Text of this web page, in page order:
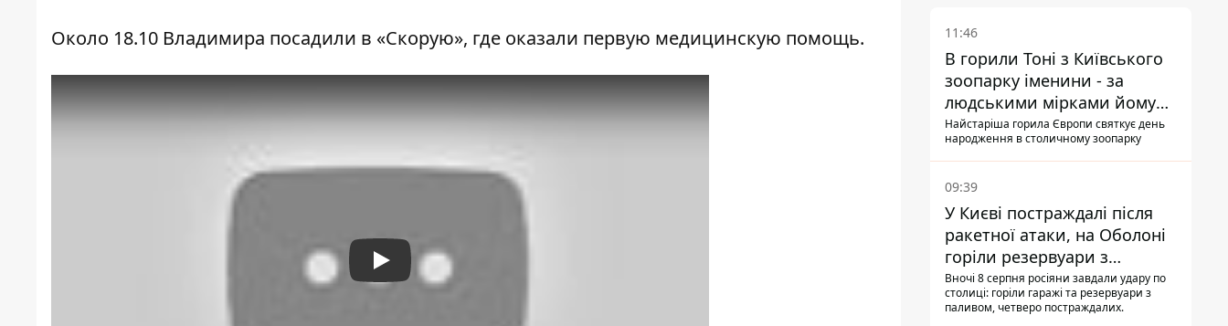
Около 18.10 Владимира посадили в «Скорую», где оказали первую медицинскую помощь.
Play
11:46
В горили Тоні з Київського
зоопарку іменини - за
людськими мірками йому
вже понад 90 років
Найстаріша горила Європи святкує день
народження в столичному зоопарку
09:39
У Києві постраждалі після
ракетної атаки, на Оболоні
горіли резервуари з
паливом
Вночі 8 серпня росіяни завдали удару по
столиці: горіли гаражі та резервуари з
паливом, четверо постраждалих.